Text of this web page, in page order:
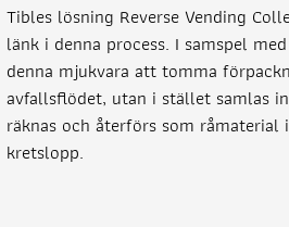
Tibles lösning Reverse Vending
länk i denna process. I samspel
denna mjukvara att tomma
avfallsflödet, utan i stället samlas
räknas och återförs som
kretslopp.